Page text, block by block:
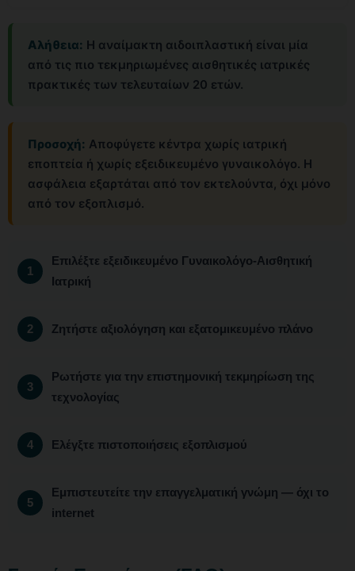
Αλήθεια: Η αναίμακτη αιδοιπλαστική είναι μία
από τις πιο τεκμηριωμένες αισθητικές ιατρικές
πρακτικές των τελευταίων 20 ετών.
Προσοχή: Αποφύγετε κέντρα χωρίς ιατρική
εποπτεία ή χωρίς εξειδικευμένο γυναικολόγο. Η
ασφάλεια εξαρτάται από τον εκτελούντα, όχι μόνο
από τον εξοπλισμό.
Επιλέξτε εξειδικευμένο Γυναικολόγο-Αισθητική
Ιατρική
Ζητήστε αξιολόγηση και εξατομικευμένο πλάνο
Ρωτήστε για την επιστημονική τεκμηρίωση της
τεχνολογίας
Ελέγξτε πιστοποιήσεις εξοπλισμού
Εμπιστευτείτε την επαγγελματική γνώμη — όχι το
internet